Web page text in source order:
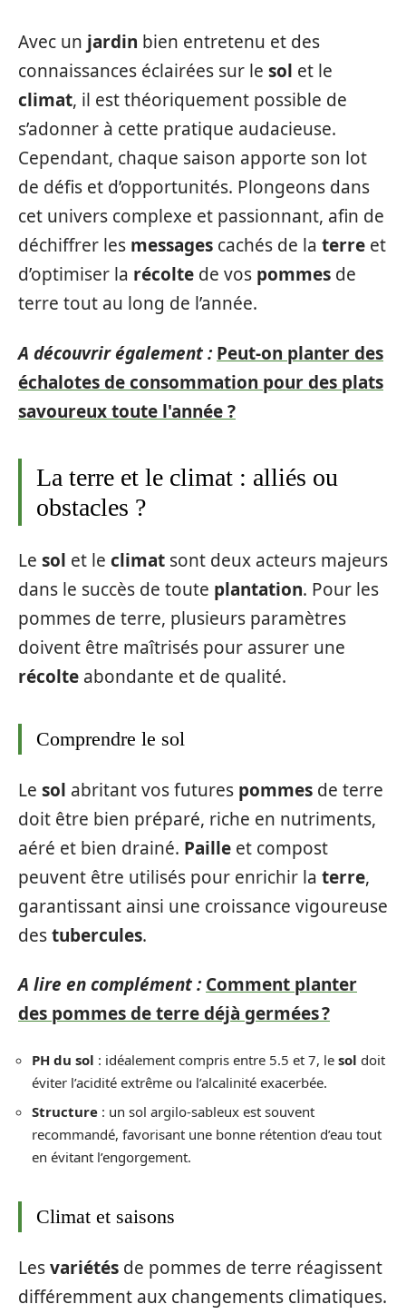
Avec un jardin bien entretenu et des
connaissances éclairées sur le sol et le
climat, il est théoriquement possible de
s’adonner à cette pratique audacieuse.
Cependant, chaque saison apporte son lot
de défis et d’opportunités. Plongeons dans
cet univers complexe et passionnant, afin de
déchiffrer les messages cachés de la terre et
d’optimiser la récolte de vos pommes de
terre tout au long de l’année.
A découvrir également : Peut-on planter des
échalotes de consommation pour des plats
savoureux toute l'année ?
La terre et le climat : alliés ou
obstacles ?
Le sol et le climat sont deux acteurs majeurs
dans le succès de toute plantation. Pour les
pommes de terre, plusieurs paramètres
doivent être maîtrisés pour assurer une
récolte abondante et de qualité.
Comprendre le sol
Le sol abritant vos futures pommes de terre
doit être bien préparé, riche en nutriments,
aéré et bien drainé. Paille et compost
peuvent être utilisés pour enrichir la terre,
garantissant ainsi une croissance vigoureuse
destubercules.
A lire en complément : Comment planter
des pommes de terre déjà germées ?
PH du sol : idéalement compris entre 5.5 et 7, le sol doit
éviter l’acidité extrême ou l’alcalinité exacerbée.
Structure : un sol argilo-sableux est souvent
recommandé, favorisant une bonne rétention d’eau tout
en évitant l’engorgement.
Climat et saisons
Lesvariétés de pommes de terre réagissent
différemment aux changements climatiques.